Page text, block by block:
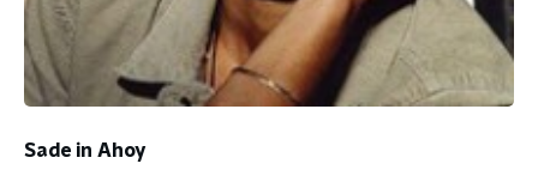
Sade in Ahoy